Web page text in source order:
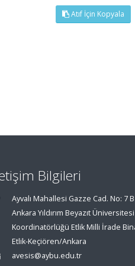
Atıf İçin Kopyala
Bilgileri
Ayvalı Mahallesi Gazze Cad. No: 7
Ankara Yıldırım Beyazıt
Koordinatörlüğü Etlik Milli İrade
Etlik-Keçiören/Ankara
avesis@aybu.edu.tr